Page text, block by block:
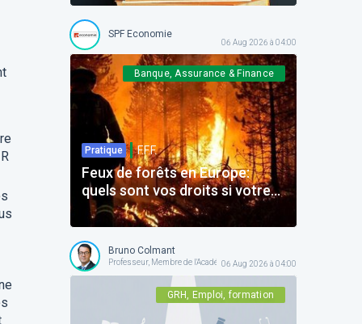
SPF Economie
06 Aug 2026 à 04:00
Banque, Assurance & Finance
Pratique F.F.F.
Feux de forêts en Europe:
quels sont vos droits si votre
voyage est impacté ?
Bruno Colmant
Professeur, Membre de l'Académie Royale06 Aug 2026 à 04:00
GRH, Emploi, formation